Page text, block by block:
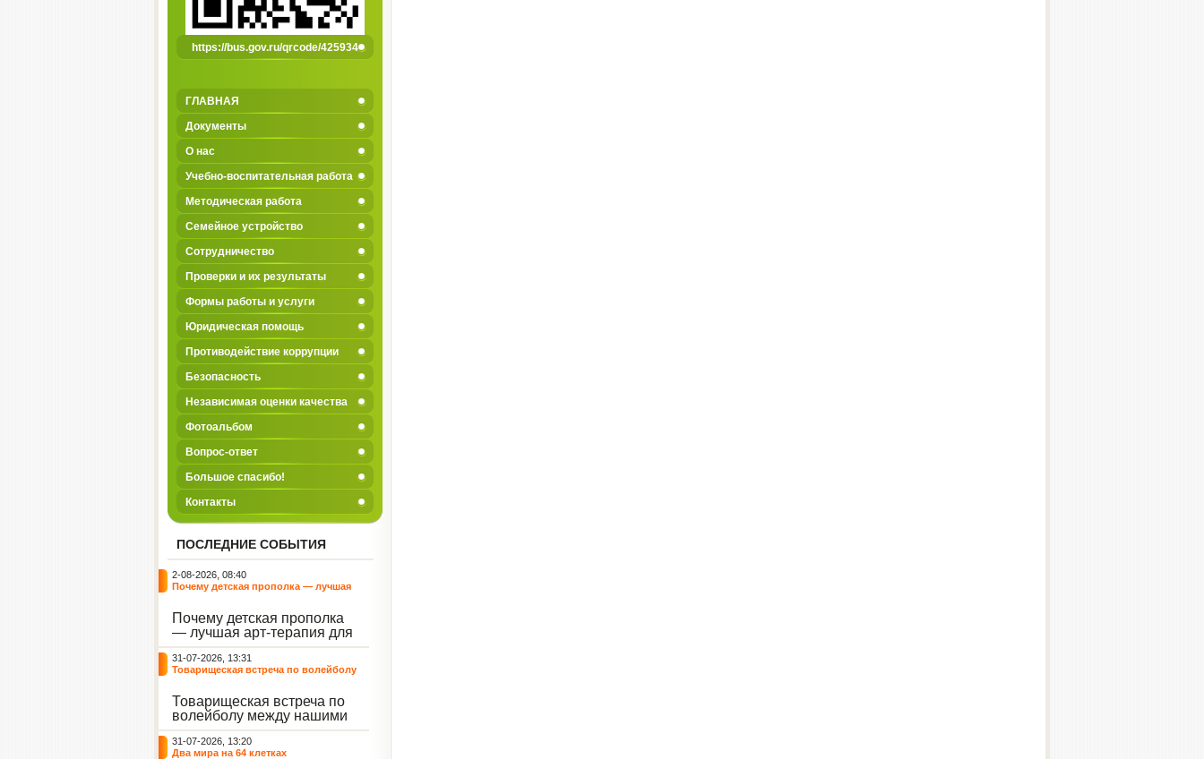
https://bus.gov.ru/qrcode/425934
ГЛАВНАЯ
Документы
О нас
Учебно-воспитательная работа
Методическая работа
Семейное устройство
Сотрудничество
Проверки и их результаты
Формы работы и услуги
Юридическая помощь
Противодействие коррупции
Безопасность
Независимая оценки качества
Фотоальбом
Вопрос-ответ
Большое спасибо!
Контакты
ПОСЛЕДНИЕ СОБЫТИЯ
2-08-2026, 08:40
Почему детская прополка — лучшая
Почему детская прополка
— лучшая арт-терапия для
воспитателя?
31-07-2026, 13:31
Товарищеская встреча по волейболу
Товарищеская встреча по
волейболу между нашими
воспитанниками и
сельскими ребятами.
31-07-2026, 13:20
Два мира на 64 клетках